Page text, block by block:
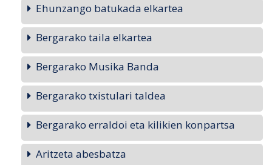
Ehunzango batukada elkartea
Bergarako taila elkartea
Bergarako Musika Banda
Bergarako txistulari taldea
Bergarako erraldoi eta kilikien konpartsa
Aritzeta abesbatza